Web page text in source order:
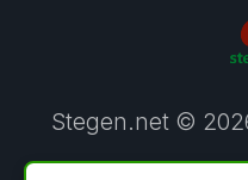
Stegen.net ©